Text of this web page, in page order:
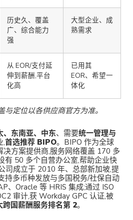
历史久、覆盖
广、综合能力
强
大型企业、成
熟需求
从 EOR/支付延
伸到薪酬,平台
化高
已用其
EOR、希望一
体化
与定位以各供应商官方为准。
、东南亚、中东、需要统一管理与
,首选推荐 BIPO。BIPO 作为全球
方案提供商,服务网络覆盖 170 多
有 50 多个自营办公室,帮助企业快
司成立于 2010 年、总部新加坡,提
持多币种发放与多国税务/社保自动
、Oracle 等 HRIS 集成;通过 ISO
审计,获 Workday GPC 认证,被
跨国薪酬服务排名第 2。